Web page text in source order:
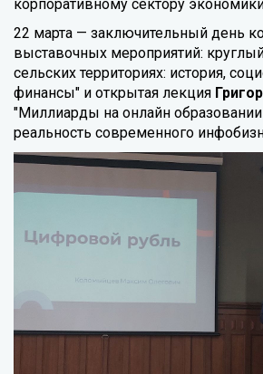
корпоративному сектору
22 марта — заключительный день
выставочных мероприятий:
сельских территориях: история,
финансы" и открытая лекция
"Миллиарды на онлайн
реальность современного